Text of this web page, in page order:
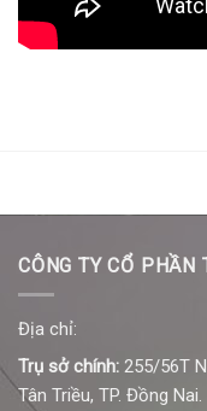
CÔNG TY CỔ PHẦN
Địa chỉ:
Trụ sở chính: 255/56T
Tân Triều, TP. Đồng Nai.